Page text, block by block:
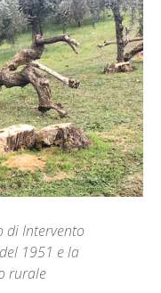
di Intervento
1951 e la
rurale